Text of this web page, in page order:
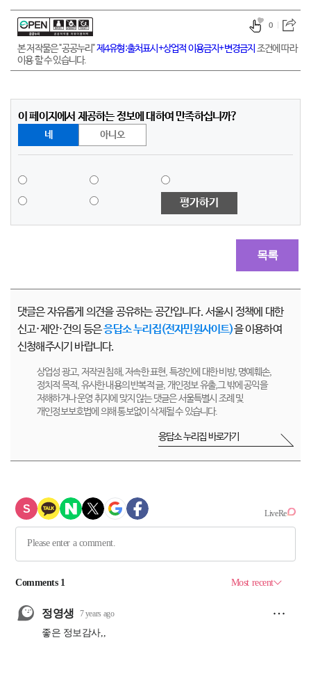
본 저작물은 "공공누리"제4유형:출처표시+상업적 이용금지+변경금지 조건에 따라
이용 할 수 있습니다.
0
이 페이지에서 제공하는 정보에 대하여 만족하십니까?
네 아니오
평가하기
목록
댓글은 자유롭게 의견을 공유하는 공간입니다. 서울시 정책에 대한
신고·제안·건의 등은응답소 누리집(전자민원사이트)을 이용하여
신청해주시기 바랍니다.
상업성 광고, 저작권 침해, 저속한 표현, 특정인에 대한 비방, 명예훼손,
정치적 목적, 유사한 내용의 반복적 글, 개인정보 유출,그 밖에 공익을
저해하거나 운영 취지에 맞지 않는 댓글은 서울특별시 조례 및
개인정보보호법에 의해 통보없이 삭제될 수 있습니다.
응답소 누리집 바로가기